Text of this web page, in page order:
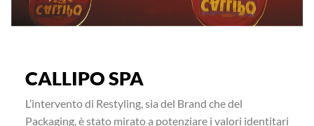
CALLIPO SPA
L’intervento di Restyling, sia del Brand che del
Packaging, è stato mirato a potenziare i valori identitari